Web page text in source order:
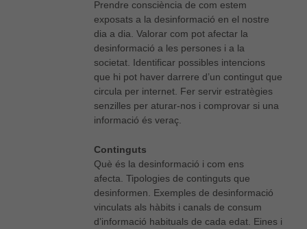
Prendre consciència de com estem
exposats a la desinformació en el nostre
dia a dia. Valorar com pot afectar la
desinformació a les persones i a la
societat. Identificar possibles intencions
que hi pot haver darrere d’un contingut que
circula per internet. Fer servir estratègies
senzilles per aturar-nos i comprovar si una
informació és veraç.
Continguts
Què és la desinformació i com ens
afecta. Tipologies de continguts que
desinformen. Exemples de desinformació
vinculats als hàbits i canals de consum
d’informació habituals de cada edat. Eines i